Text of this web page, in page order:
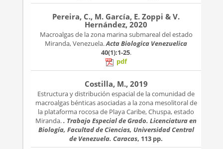
Pereira, C., M. García, E. Zoppi & V.
Hernández, 2020
Macroalgas de la zona marina submareal del estado
Miranda, Venezuela.Acta Biologica Venezuelica
40(1):1-25.
pdf
Costilla, M., 2019
Estructura y distribución espacial de la comunidad de
macroalgas bénticas asociadas a la zona mesolitoral de
la plataforma rocosa de Playa Caribe, Chuspa, estado
Miranda.. Trabajo Especial de Grado. Licenciatura en
Biología, Facultad de Ciencias, Universidad Central
de Venezuela. Caracas, 113 pp.